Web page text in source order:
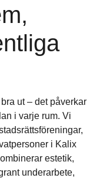
ut – det påverkar
i varje rum. Vi
i Kalix
estetik,
underarbete,